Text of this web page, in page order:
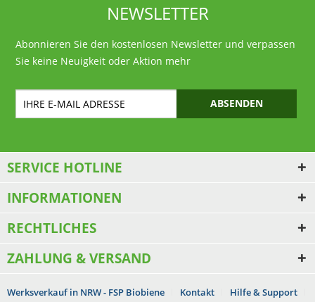
NEWSLETTER
Abonnieren Sie den kostenlosen Newsletter und verpassen
Sie keine Neuigkeit oder Aktion mehr
ABSENDEN
SERVICE HOTLINE
INFORMATIONEN
RECHTLICHES
ZAHLUNG & VERSAND
Werksverkauf in NRW - FSP Biobiene Kontakt Hilfe & Support